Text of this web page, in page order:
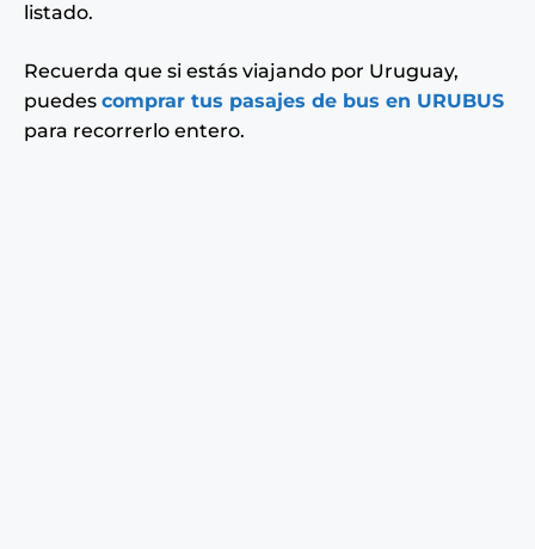
listado.
Recuerda que si estás viajando por Uruguay,
puedes comprar tus pasajes de bus en URUBUS
para recorrerlo entero.